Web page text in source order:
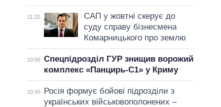
11:20
САП у жовтні скерує до
суду справу бізнесмена
Комарницького про землю
10:58 Спецпідрозділ ГУР знищив ворожий
комплекс «Панцирь-С1» у Криму
10:45
Росія формує бойові підрозділи з
українських військовополонених –